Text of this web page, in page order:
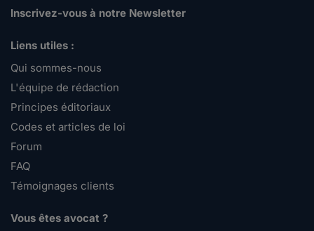
Inscrivez-vous à notre Newsletter
Liens utiles :
Qui sommes-nous
L'équipe de rédaction
Principes éditoriaux
Codes et articles de loi
Forum
FAQ
Témoignages clients
Vous êtes avocat ?